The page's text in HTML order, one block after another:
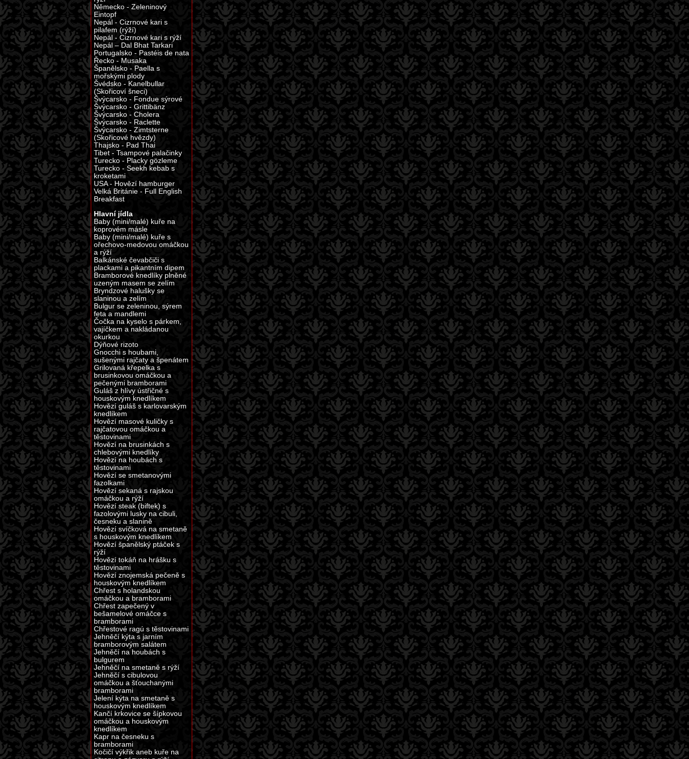
Německo - Zeleninový
Eintopf
Nepál - Cizrnové kari s
pilafem (rýží)
Nepál - Cizrnové kari s rýží
Nepál – Dal Bhat Tarkari
Portugalsko - Pastéis de nata
Řecko - Musaka
Španělsko - Paella s
mořskými plody
Švédsko - Kanelbullar
(Skořicoví šneci)
Švýcarsko - Fondue sýrové
Švýcarsko - Grittibänz
Švýcarsko - Cholera
Švýcarsko - Raclette
Švýcarsko - Zimtsterne
(Skořicové hvězdy)
Thajsko - Pad Thai
Tibet - Tsampové palačinky
Turecko - Placky gözleme
Turecko - Seekh kebab s
kroketami
USA - Hovězí hamburger
Velká Británie - Full English
Breakfast
Hlavní jídla
Baby (mini/malé) kuře na
koprovém másle
Baby (mini/malé) kuře s
ořechovo-medovou omáčkou
a rýží
Balkánské čevabčiči s
plackami a pikantním dipem
Bramborové knedlíky plněné
uzeným masem se zelím
Bryndzové halušky se
slaninou a zelím
Bulgur se zeleninou, sýrem
feta a mandlemi
Čočka na kyselo s párkem,
vajíčkem a nakládanou
okurkou
Dýňové rizoto
Gnocchi s houbami,
sušenými rajčaty a špenátem
Grilovaná křepelka s
brusinkovou omáčkou a
pečenými bramborami
Guláš z hlívy ústřičné s
houskovým knedlíkem
Hovězí guláš s karlovarským
knedlíkem
Hovězí masové kuličky s
rajčatovou omáčkou a
těstovinami
Hovězí na brusinkách s
chlebovými knedlíky
Hovězí na houbách s
těstovinami
Hovězí se smetanovými
fazolkami
Hovězí sekaná s rajskou
omáčkou a rýží
Hovězí steak (biftek) s
fazolovými lusky na cibuli,
česneku a slanině
Hovězí svíčková na smetaně
s houskovým knedlíkem
Hovězí španělský ptáček s
rýží
Hovězí tokáň na hrášku s
těstovinami
Hovězí znojemská pečeně s
houskovým knedlíkem
Chřest s holandskou
omáčkou a bramborami
Chřest zapečený v
bešamelové omáčce s
bramborami
Chřestové ragú s těstovinami
Jehněčí kýta s jarním
bramborovým salátem
Jehněčí na houbách s
bulgurem
Jehněčí na smetaně s rýží
Jehněčí s cibulovou
omáčkou a šťouchanými
bramborami
Jelení kýta na smetaně s
houskovým knedlíkem
Kančí krkovice se šípkovou
omáčkou a houskovým
knedlíkem
Kapr na česneku s
bramborami
Kočičí výkřik aneb kuře na